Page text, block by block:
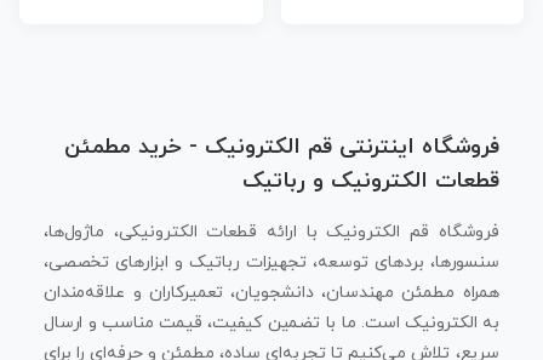
فروشگاه اینترنتی قم الکترونیک - خرید مطمئن
قطعات الکترونیک و رباتیک
فروشگاه قم الکترونیک با ارائه قطعات الکترونیکی، ماژول‌ها،
سنسورها، بردهای توسعه، تجهیزات رباتیک و ابزارهای تخصصی،
همراه مطمئن مهندسان، دانشجویان، تعمیرکاران و علاقه‌مندان
به الکترونیک است. ما با تضمین کیفیت، قیمت مناسب و ارسال
سریع، تلاش می‌کنیم تا تجربه‌ای ساده، مطمئن و حرفه‌ای را برای